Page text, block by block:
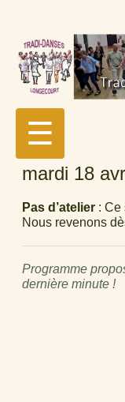
☰
mardi 18
Pas d’atelier: Ce
Nous revenons
Programme
dernière minute !